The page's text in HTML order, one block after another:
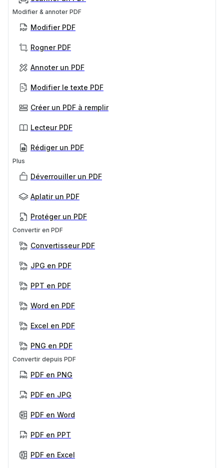
Modifier & annoter PDF
Modifier PDF
Rogner PDF
Annoter un PDF
Modifier le texte PDF
Créer un PDF à remplir
Lecteur PDF
Rédiger un PDF
Plus
Déverrouiller un PDF
Aplatir un PDF
Protéger un PDF
Convertir en PDF
Convertisseur PDF
JPG en PDF
PPT en PDF
Word en PDF
Excel en PDF
PNG en PDF
Convertir depuis PDF
PDF en PNG
PDF en JPG
PDF en Word
PDF en PPT
PDF en Excel